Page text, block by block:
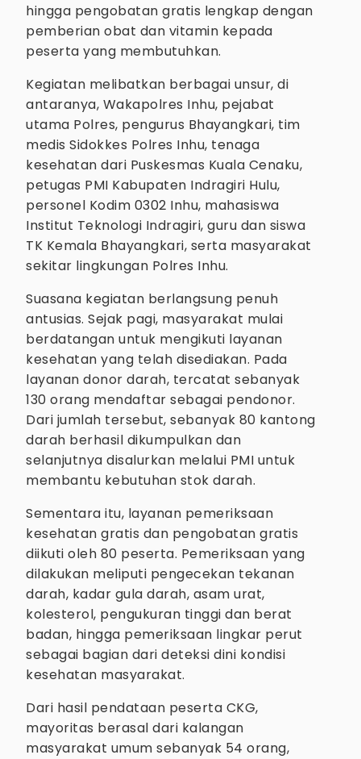
hingga pengobatan gratis lengkap dengan
pemberian obat dan vitamin kepada
peserta yang membutuhkan.
Kegiatan melibatkan berbagai unsur, di
antaranya, Wakapolres Inhu, pejabat
utama Polres, pengurus Bhayangkari, tim
medis Sidokkes Polres Inhu, tenaga
kesehatan dari Puskesmas Kuala Cenaku,
petugas PMI Kabupaten Indragiri Hulu,
personel Kodim 0302 Inhu, mahasiswa
Institut Teknologi Indragiri, guru dan siswa
TK Kemala Bhayangkari, serta masyarakat
sekitar lingkungan Polres Inhu.
Suasana kegiatan berlangsung penuh
antusias. Sejak pagi, masyarakat mulai
berdatangan untuk mengikuti layanan
kesehatan yang telah disediakan. Pada
layanan donor darah, tercatat sebanyak
130 orang mendaftar sebagai pendonor.
Dari jumlah tersebut, sebanyak 80 kantong
darah berhasil dikumpulkan dan
selanjutnya disalurkan melalui PMI untuk
membantu kebutuhan stok darah.
Sementara itu, layanan pemeriksaan
kesehatan gratis dan pengobatan gratis
diikuti oleh 80 peserta. Pemeriksaan yang
dilakukan meliputi pengecekan tekanan
darah, kadar gula darah, asam urat,
kolesterol, pengukuran tinggi dan berat
badan, hingga pemeriksaan lingkar perut
sebagai bagian dari deteksi dini kondisi
kesehatan masyarakat.
Dari hasil pendataan peserta CKG,
mayoritas berasal dari kalangan
masyarakat umum sebanyak 54 orang,